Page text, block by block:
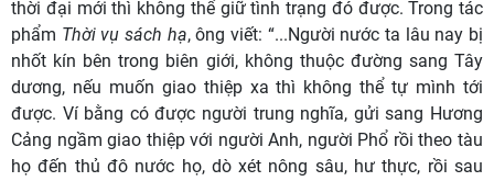
thời đại mới thì không thể giữ tình trạng đó được. Trong tác
phẩm Thời vụ sách hạ, ông viết: “...Người nước ta lâu nay bị
nhốt kín bên trong biên giới, không thuộc đường sang Tây
dương, nếu muốn giao thiệp xa thì không thể tự mình tới
được. Ví bằng có được người trung nghĩa, gửi sang Hương
Cảng ngầm giao thiệp với người Anh, người Phổ rồi theo tàu
họ đến thủ đô nước họ, dò xét nông sâu, hư thực, rồi sau